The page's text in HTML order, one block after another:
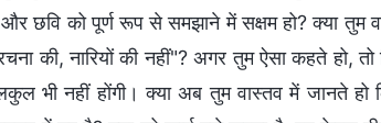
छवि को पूर्ण रूप से समझाने में सक्षम हो? क्या तुम
की, नारियों की नहीं"? अगर तुम ऐसा कहते हो,
भी नहीं होंगी। क्या अब तुम वास्तव में जानते